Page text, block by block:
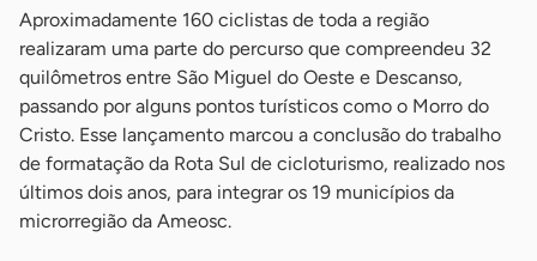
Aproximadamente 160 ciclistas de toda a região
realizaram uma parte do percurso que compreendeu 32
quilômetros entre São Miguel do Oeste e Descanso,
passando por alguns pontos turísticos como o Morro do
Cristo. Esse lançamento marcou a conclusão do trabalho
de formatação da Rota Sul de cicloturismo, realizado nos
últimos dois anos, para integrar os 19 municípios da
microrregião da Ameosc.